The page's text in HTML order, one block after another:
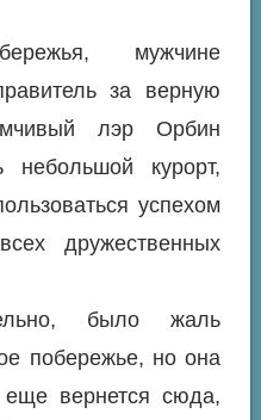
мужчине
за верную
лэр Орбин
небольшой курорт,
успехом
дружественных
было жаль
побережье, но она
еще вернется сюда,